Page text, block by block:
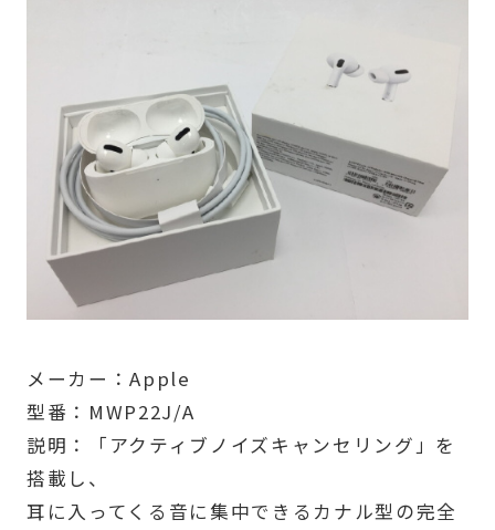
メーカー：Apple
型番：MWP22J/A
説明：「アクティブノイズキャンセリング」を
搭載し、
耳に入ってくる音に集中できるカナル型の完全